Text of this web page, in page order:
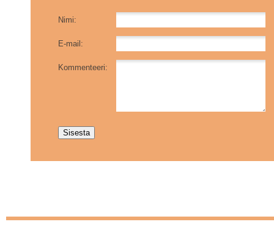
Nimi:
E-mail:
Kommenteeri: